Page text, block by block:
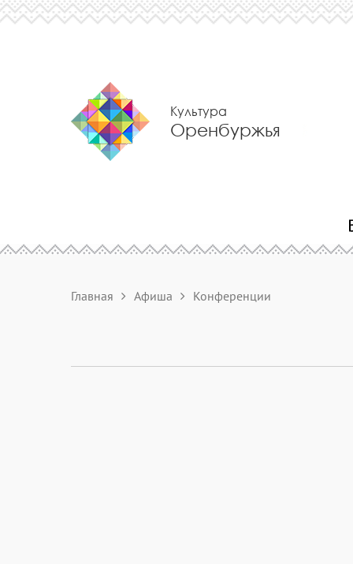
Культура
Оренбуржья
Главная Афиша Конференции